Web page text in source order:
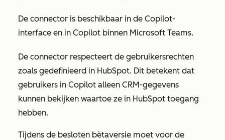
De connector is beschikbaar in de Copilot-
interface en in Copilot binnen Microsoft Teams.
De connector respecteert de gebruikersrechten
zoals gedefinieerd in HubSpot. Dit betekent dat
gebruikers in Copilot alleen CRM-gegevens
kunnen bekijken waartoe ze in HubSpot toegang
hebben.
Tijdens de besloten bètaversie moet voor de